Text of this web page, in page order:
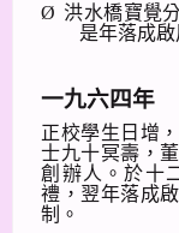
Ø 洪水橋寶覺
是年落成啟
一九六四年
正校學生日增
士九十冥壽，
創辦人。於十
禮，翌年落成
制。